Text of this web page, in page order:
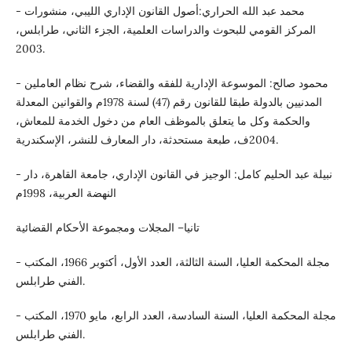
- محمد عبد الله الحراري:أصول القانون الإداري الليبي، منشورات
المركز القومي للبحوث والدراسات العلمية، الجزء الثاني، طرابلس،
2003.
- محمود صالح: الموسوعة الإدارية للفقه والقضاء، شرح نظام العاملين
المدنيين بالدولة طبقا للقانون رقم (47) لسنة 1978م والقوانين المعدلة
والحكمة وكل ما يتعلق بالموظف العام من دخول الخدمة للمعاش،
2004ف، طبعة مستحدثة، دار المعارف للنشر، الإسكندرية.
- نبيلة عبد الحليم كامل: الوجيز في القانون الإداري، جامعة القاهرة، دار
النهضة العربية، 1998م
تانيا– المجلات ومجموعة الأحكام القضائية
- مجلة المحكمة العليا، السنة الثالثة، العدد الأول، أكتوبر 1966، المكتب
الفني طرابلس.
- مجلة المحكمة العليا، السنة السادسة، العدد الرابع، مايو 1970، المكتب
الفني طرابلس.